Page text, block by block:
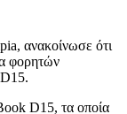
ανακοίνωσε ότι
φορητών
D15, τα οποία